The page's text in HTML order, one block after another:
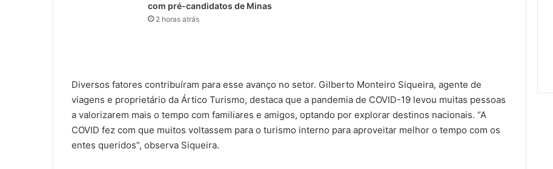
com pré-candidatos de Minas
2 horas atrás
Diversos fatores contribuíram para esse avanço no setor. Gilberto Monteiro Siqueira, agente de
viagens e proprietário da Ártico Turismo, destaca que a pandemia de COVID-19 levou muitas pessoas
a valorizarem mais o tempo com familiares e amigos, optando por explorar destinos nacionais. “A
COVID fez com que muitos voltassem para o turismo interno para aproveitar melhor o tempo com os
entes queridos”, observa Siqueira.